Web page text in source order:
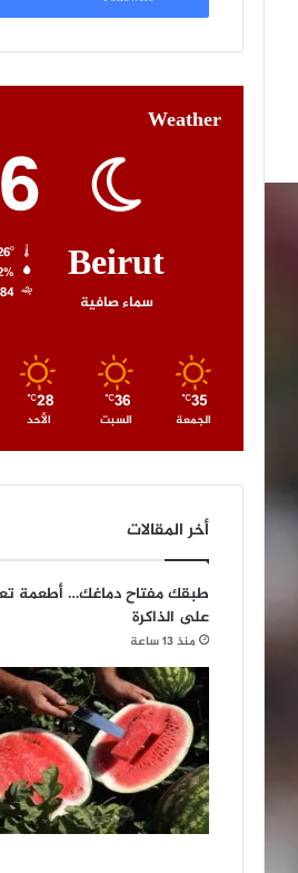
Weather
Beirut
سماء صافية
3.84
35
℃
الجمعة
36
℃
السبت
28
℃
الأحد
أخر المقالات
طبقك مفتاح دماغك… أطعمة
على الذاكرة
منذ 13 ساعة